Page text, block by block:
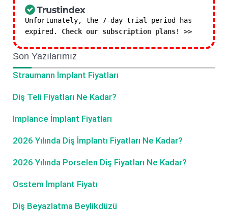
Unfortunately, the 7-day trial period has
expired. Check our subscription plans! >>
Son Yazılarımız
Straumann İmplant Fiyatları
Diş Teli Fiyatları Ne Kadar?
Implance İmplant Fiyatları
2026 Yılında Diş İmplantı Fiyatları Ne Kadar?
2026 Yılında Porselen Diş Fiyatları Ne Kadar?
Osstem İmplant Fiyatı
Diş Beyazlatma Beylikdüzü